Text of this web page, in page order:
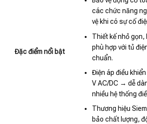
Đặc điểm nổi bật
các chức năng
vệ khi có sự cố
Thiết kế nhỏ
phù hợp với tủ
chuẩn.
Điện áp điều
V AC/DC → dễ
nhiều hệ thống
Thương hiệu
bảo chất lượng,